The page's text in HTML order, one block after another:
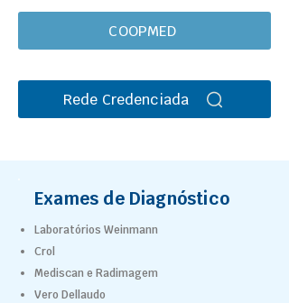
COOPMED
Rede Credenciada
Exames de Diagnóstico
Laboratórios Weinmann
Crol
Mediscan e Radimagem
Vero Dellaudo